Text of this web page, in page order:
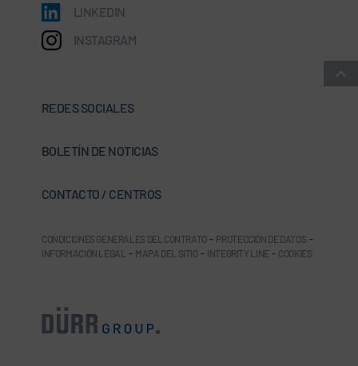
LINKEDIN
INSTAGRAM
REDES SOCIALES
BOLETÍN DE NOTICIAS
CONTACTO / CENTROS
CONDICIONES GENERALES DEL CONTRATO - PROTECCIÓN DE DATOS -
INFORMACIÓN LEGAL - MAPA DEL SITIO - INTEGRITY LINE - COOKIES